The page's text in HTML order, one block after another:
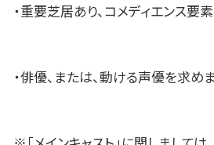
・重要芝居あり、コメディエンス要
・俳優、または、動ける声優を求めま